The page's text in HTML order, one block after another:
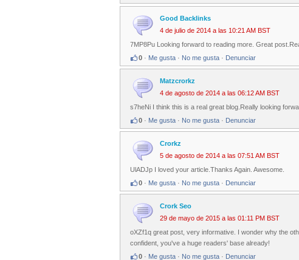
Good Backlinks
4 de julio de 2014 a las 10:21 AM BST
7MP8Pu Looking forward to reading more. Great
0 · Me gusta · No me gusta · Denunciar
Matzcrorkz
4 de agosto de 2014 a las 06:12 AM BST
s7heNi I think this is a real great blog.Really looking
0 · Me gusta · No me gusta · Denunciar
Crorkz
5 de agosto de 2014 a las 07:51 AM BST
UlADJp I loved your article.Thanks Again. Awesome.
0 · Me gusta · No me gusta · Denunciar
Crork Seo
29 de mayo de 2015 a las 01:11 PM BST
oXZf1q great post, very informative. I wonder why the
confident, you've a huge readers' base already!
0 · Me gusta · No me gusta · Denunciar